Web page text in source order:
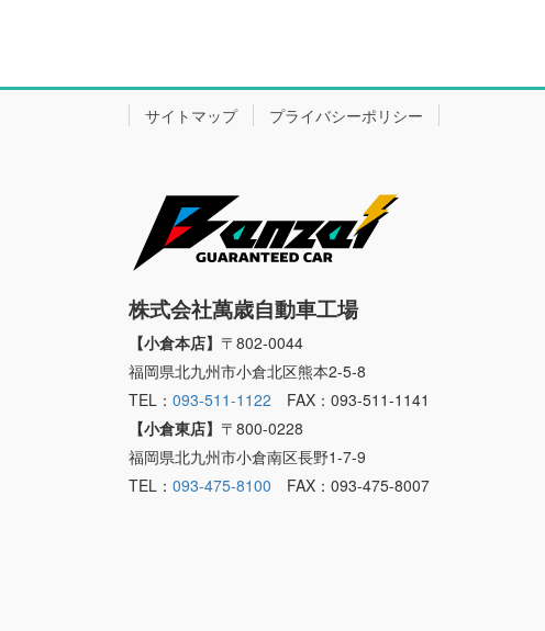
サイトマップ プライバシーポリシー
株式会社萬歳自動車工場
【小倉本店】 〒802-0044
福岡県北九州市小倉北区熊本2-5-8
TEL： 093-511-1122 FAX：093-511-1141
【小倉東店】 〒800-0228
福岡県北九州市小倉南区長野1-7-9
TEL： 093-475-8100 FAX：093-475-8007